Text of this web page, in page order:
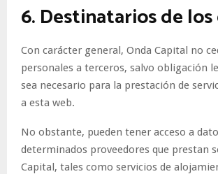
6. Destinatarios de
Con carácter general, Onda Capital no
personales a terceros, salvo obligación
sea necesario para la prestación de
a esta web.
No obstante, pueden tener acceso a
determinados proveedores que prestan
Capital, tales como servicios de